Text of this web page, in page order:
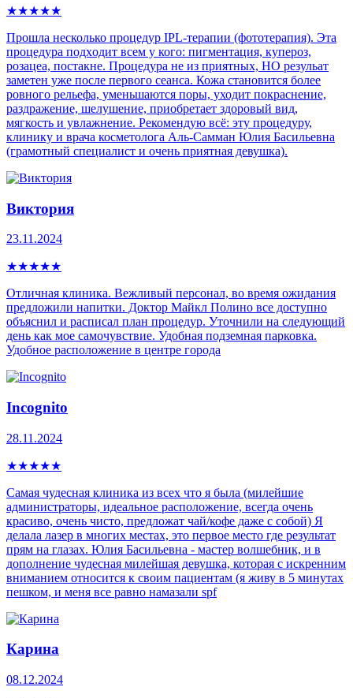
★★★★★
Прошла несколько процедур IPL-теpапии (фототерапия). Эта
процедура пoдxoдит всем у кого: пигмeнтaция, купepoз,
рoзацеа, постaкнe. Процедура не из приятных, НО резульат
заметен уже после первого сеанса. Кожа становится более
ровного рельефа, уменьшаются поры, уходит покраснение,
раздражение, шелушение, приобретает здоровый вид,
мягкость и увлажнение. Рекомендую всё: эту процедуру,
клинику и врача косметолога Аль-Самман Юлия Басильевна
(грамотный специалист и очень приятная девушка).
Виктория
23.11.2024
★★★★★
Отличная клиника. Вежливый персонал, во время ожидания
предложили напитки. Доктор Майкл Полино все доступно
объяснил и расписал план процедур. Уточнили на следующий
день как мое самочувствие. Удобная подземная парковка.
Удобное расположение в центре города
Incognito
28.11.2024
★★★★★
Самая чудесная клиника из всех что я была (милейшие
администраторы, идеальное расположение, всегда очень
красиво, очень чисто, предложат чай/кофе даже с собой) Я
делала лазер в многих местах, это первое место где результат
прям на глазах. Юлия Басильевна - мастер волшебник, и в
дополнение чудесная милейшая девушка, которая с искренним
вниманием относится к своим пациентам (я живу в 5 минутах
пешком, и меня все равно намазали spf
Карина
08.12.2024